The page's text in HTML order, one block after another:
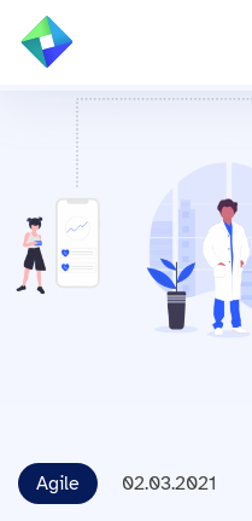
ÜBER UNS
LEISTUNGEN
BRANCHEN
Agile 02.03.2021